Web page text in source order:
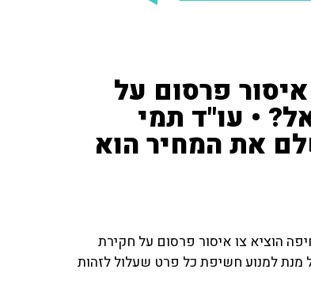
פרסום על
• עו"ד תמי
את המחיר הוא
הוציא צו איסור פרסום על חקירת
למנוע חשיפת כל פרט שעלול לזהות